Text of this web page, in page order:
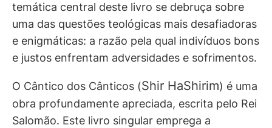
temática central deste livro se debruça sobre
uma das questões teológicas mais desafiadoras
e enigmáticas: a razão pela qual indivíduos bons
e justos enfrentam adversidades e sofrimentos.
O Cântico dos Cânticos (Shir HaShirim) é uma
obra profundamente apreciada, escrita pelo Rei
Salomão. Este livro singular emprega a